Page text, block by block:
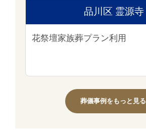
品川区 霊源寺
花祭壇家族葬プラン利用
葬儀事例をもっと見る